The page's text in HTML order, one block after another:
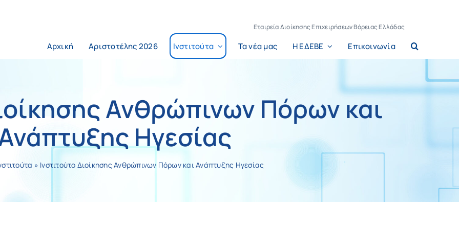
Εταιρεία Διοίκησης Επιχειρήσεων Βόρειας Ελλάδας
Αρχική Αριστοτέλης 2026 Ινστιτούτα Τα νέα μας Η ΕΔΕΒΕ Επικοινωνία
Ανθρώπινων Πόρων και
Ηγεσίας
» Ινστιτούτο Διοίκησης Ανθρώπινων Πόρων και Ανάπτυξης Ηγεσίας